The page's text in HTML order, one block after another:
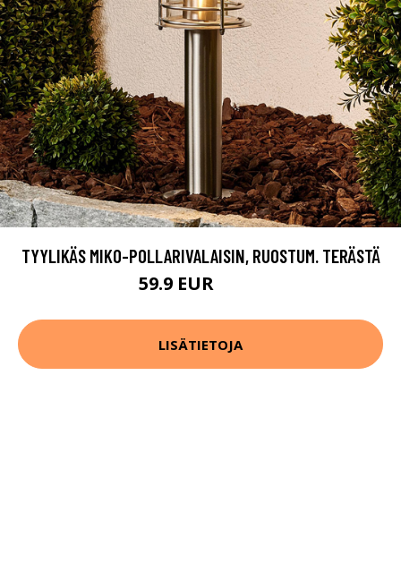
TYYLIKÄS MIKO-POLLARIVALAISIN, RUOSTUM. TERÄSTÄ
59.9 EUR
LISÄTIETOJA